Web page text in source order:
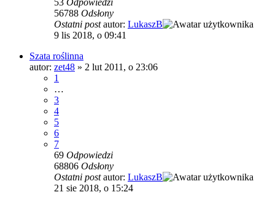
53 Odpowiedzi
56788 Odsłony
Ostatni postautor: LukaszB
9 lis 2018, o 09:41
Szata roślinna
autor: zet48 » 2 lut 2011, o 23:06
1
…
3
4
5
6
7
69 Odpowiedzi
68806 Odsłony
Ostatni postautor: LukaszB
21 sie 2018, o 15:24